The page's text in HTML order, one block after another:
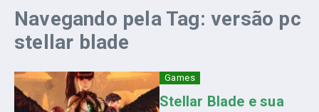
Navegando pela Tag: versão pc
stellar blade
Games
Stellar Blade e sua